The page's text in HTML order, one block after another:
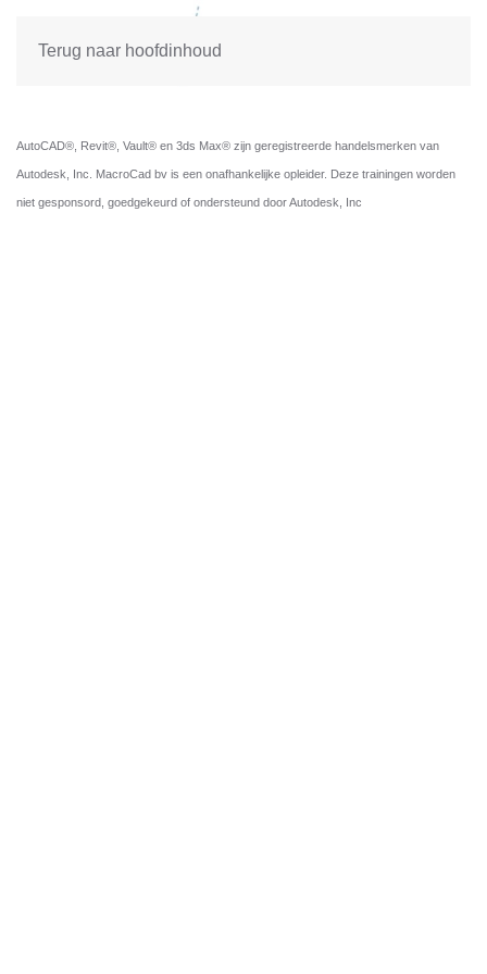
Terug naar hoofdinhoud
AutoCAD®, Revit®, Vault® en 3ds Max® zijn geregistreerde handelsmerken van
Autodesk, Inc. MacroCad bv is een onafhankelijke opleider. Deze trainingen worden
niet gesponsord, goedgekeurd of ondersteund door Autodesk, Inc